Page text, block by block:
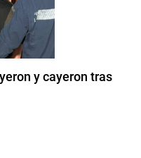
y cayeron tras